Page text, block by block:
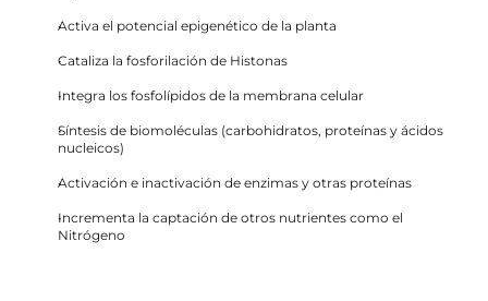
Activa el potencial epigenético de la planta
Cataliza la fosforilación de Histonas
Integra los fosfolípidos de la membrana celular
Síntesis de biomoléculas (carbohidratos, proteínas y ácidos
nucleicos)
Activación e inactivación de enzimas y otras proteínas
Incrementa la captación de otros nutrientes como el
Nitrógeno